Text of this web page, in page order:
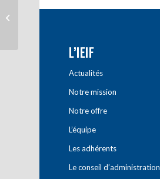
L’IEIF
Actualités
Notre mission
Notre offre
L’équipe
Les adhérents
Le conseil d’administration